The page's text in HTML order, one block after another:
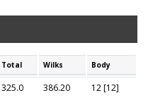
Total Wilks Body
325.0 386.20 12 [12]